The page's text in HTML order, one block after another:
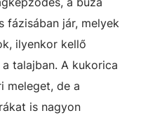
fázisában jár, melyek
ilyenkor kellő
talajban. A kukorica
meleget, de a
is nagyon